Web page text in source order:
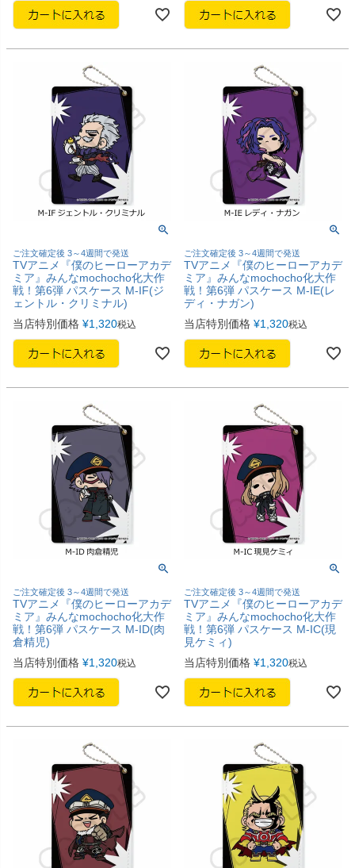
ご注文確定後 3～4週間で発送
TVアニメ『僕のヒーローアカデ
ミア』みんなmochocho化大作
戦！第6弾 パスケース M-IF(ジ
ェントル・クリミナル)
当店特別価格 ¥1,320税込
ご注文確定後 3～4週間で発送
TVアニメ『僕のヒーローアカデ
ミア』みんなmochocho化大作
戦！第6弾 パスケース M-IE(レ
ディ・ナガン)
当店特別価格 ¥1,320税込
ご注文確定後 3～4週間で発送
TVアニメ『僕のヒーローアカデ
ミア』みんなmochocho化大作
戦！第6弾 パスケース M-ID(肉
倉精児)
当店特別価格 ¥1,320税込
ご注文確定後 3～4週間で発送
TVアニメ『僕のヒーローアカデ
ミア』みんなmochocho化大作
戦！第6弾 パスケース M-IC(現
見ケミィ)
当店特別価格 ¥1,320税込